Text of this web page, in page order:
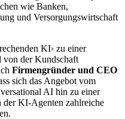
wie Banken,
und Versorgungswirtschaft
KI› zu einer
von der Kundschaft
Firmengründer und CEO
sich das Angebot vom
AI hin zu einer
der KI-Agenten zahlreiche